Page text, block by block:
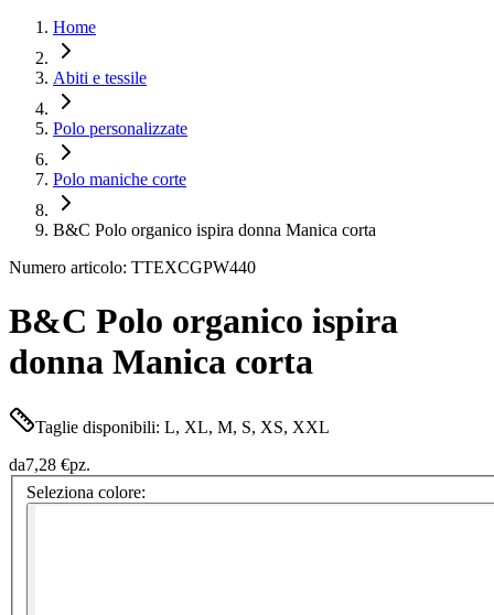
Home
Abiti e tessile
Polo personalizzate
Polo maniche corte
B&C Polo organico ispira donna Manica corta
Numero articolo: TTEXCGPW440
B&C Polo organico ispira
donna Manica corta
Taglie disponibili: L, XL, M, S, XS, XXL
da7,28 €pz.
Seleziona colore: